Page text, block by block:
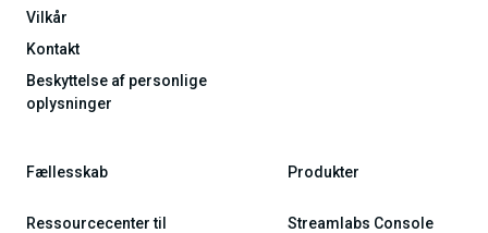
Vilkår
Kontakt
Beskyttelse af personlige
oplysninger
Fællesskab
Ressourcecenter til
Produkter
Streamlabs Console